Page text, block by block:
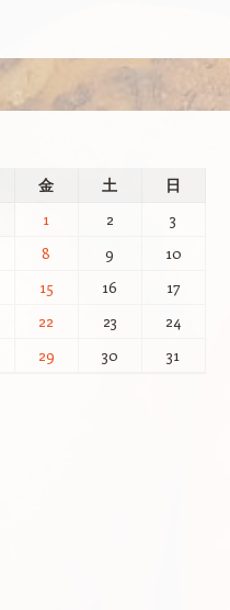
金 土
日
1
2
3
8 9
10
15 16
17
22 23
24
29 30
31